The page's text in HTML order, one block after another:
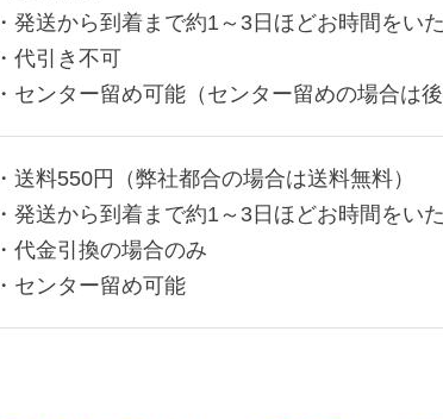
・発送から到着まで約1～3日ほどお時間をい
・代引き不可
・センター留め可能（センター留めの場合は
・送料550円（弊社都合の場合は送料無料）
・発送から到着まで約1～3日ほどお時間をい
・代金引換の場合のみ
・センター留め可能